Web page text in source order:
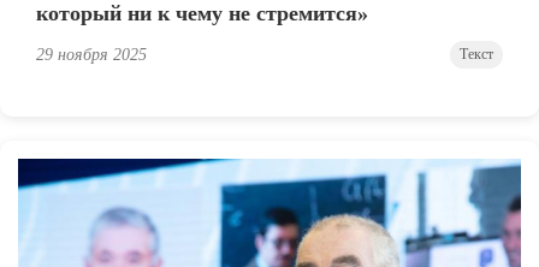
который ни к чему не стремится»
29 ноября 2025 Текст